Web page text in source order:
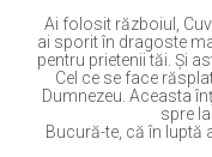
Ai folosit războiul,
ai sporit în dragoste
pentru prietenii tăi. Şi
Cel ce se face
Dumnezeu. Aceasta
spre
Bucură-te, că în luptă